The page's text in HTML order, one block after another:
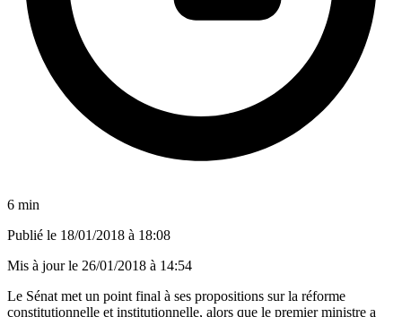
6 min
Publié le 18/01/2018 à 18:08
Mis à jour le 26/01/2018 à 14:54
Le Sénat met un point final à ses propositions sur la réforme
constitutionnelle et institutionnelle, alors que le premier ministre a